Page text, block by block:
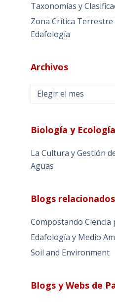
Taxonomías y
Zona Crítica Terrestre
Edafología
Archivos
Archivos
Biología y
La Cultura y Gestión
Aguas
Blogs
Compostando
Edafología y Medio
Soil and Environment
Blogs y Webs de